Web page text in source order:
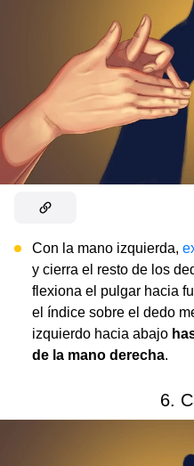
Con la mano izquierda,
y cierra el resto de los
flexiona el pulgar hacia
el índice sobre el dedo
izquierdo hacia abajo
de la mano derecha.
6.